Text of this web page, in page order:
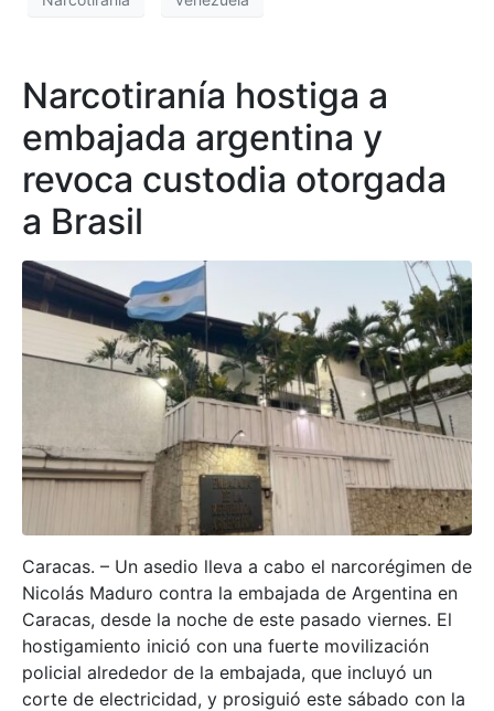
Narcotiranía hostiga a
embajada argentina y
revoca custodia otorgada
a Brasil
Caracas. – Un asedio lleva a cabo el narcorégimen de
Nicolás Maduro contra la embajada de Argentina en
Caracas, desde la noche de este pasado viernes. El
hostigamiento inició con una fuerte movilización
policial alrededor de la embajada, que incluyó un
corte de electricidad, y prosiguió este sábado con la